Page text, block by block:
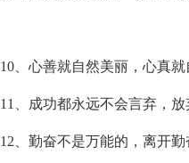
10、心善就自然美丽，心真
11、成功都永远不会言弃，放
12、勤奋不是万能的，离开勤